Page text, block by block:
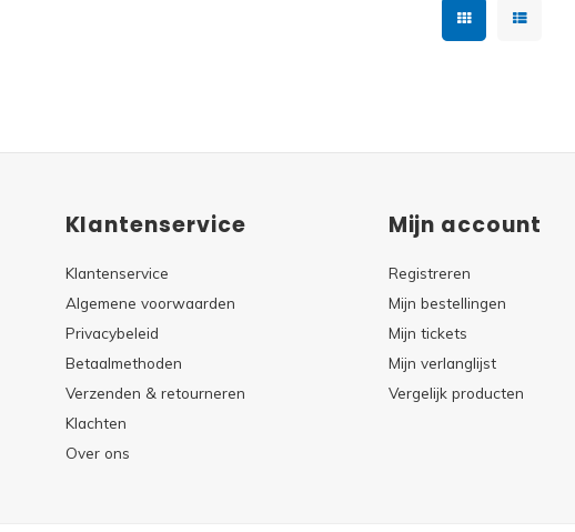
Klantenservice
Klantenservice
Algemene voorwaarden
Privacybeleid
Betaalmethoden
Verzenden & retourneren
Klachten
Over ons
Mijn account
Registreren
Mijn bestellingen
Mijn tickets
Mijn verlanglijst
Vergelijk producten